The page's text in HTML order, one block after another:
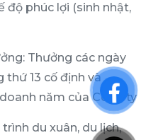
độ phúc lợi (sinh nhật,
Thưởng các ngày
thứ 13 cố định và
năm của Công ty
du xuân, du lịch,